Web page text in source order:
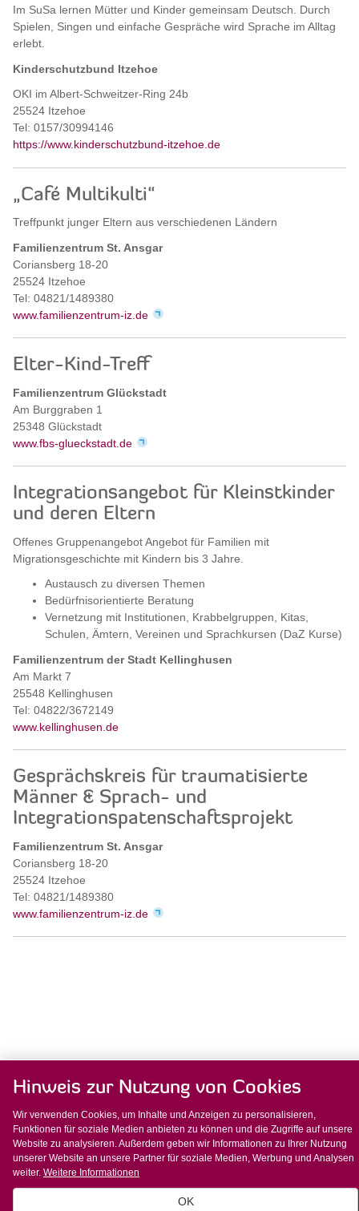
Im SuSa lernen Mütter und Kinder gemeinsam Deutsch. Durch
Spielen, Singen und einfache Gespräche wird Sprache im Alltag
erlebt.
Kinderschutzbund Itzehoe
OKI im Albert-Schweitzer-Ring 24b
25524 Itzehoe
Tel: 0157/30994146
https://www.kinderschutzbund-itzehoe.de
„Café Multikulti“
Treffpunkt junger Eltern aus verschiedenen Ländern
Familienzentrum St. Ansgar
Coriansberg 18-20
25524 Itzehoe
Tel: 04821/1489380
www.familienzentrum-iz.de
Elter-Kind-Treff
Familienzentrum Glückstadt
Am Burggraben 1
25348 Glückstadt
www.fbs-glueckstadt.de
Integrationsangebot für Kleinstkinder
und deren Eltern
Offenes Gruppenangebot Angebot für Familien mit
Migrationsgeschichte mit Kindern bis 3 Jahre.
Austausch zu diversen Themen
Bedürfnisorientierte Beratung
Vernetzung mit Institutionen, Krabbelgruppen, Kitas,
Schulen, Ämtern, Vereinen und Sprachkursen (DaZ Kurse)
Familienzentrum der Stadt Kellinghusen
Am Markt 7
25548 Kellinghusen
Tel: 04822/3672149
www.kellinghusen.de
Gesprächskreis für traumatisierte
Männer & Sprach- und
Integrationspatenschaftsprojekt
Familienzentrum St. Ansgar
Coriansberg 18-20
25524 Itzehoe
Tel: 04821/1489380
www.familienzentrum-iz.de
Kreis Steinburg · Amt für Jugend, Familie und Sport ·
Fax: 04821/699-558 · E-Mail:wir-unterstuetzen-
sie[at]steinburg.de · Internet:www.wir-unterstützen-sie.de
Hinweis zur Nutzung von Cookies
Wir verwenden Cookies, um Inhalte und Anzeigen zu personalisieren,
Funktionen für soziale Medien anbieten zu können und die Zugriffe auf unsere
Website zu analysieren. Außerdem geben wir Informationen zu Ihrer Nutzung
unserer Website an unsere Partner für soziale Medien, Werbung und Analysen
weiter. Weitere Informationen
OK